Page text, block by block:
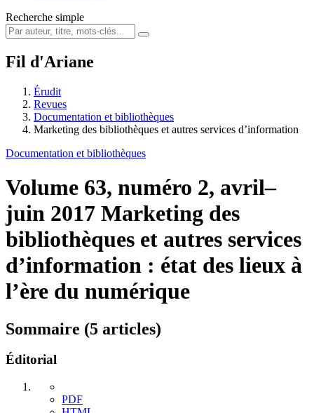
Recherche simple
Fil d'Ariane
Érudit
Revues
Documentation et bibliothèques
Marketing des bibliothèques et autres services d’information
Documentation et bibliothèques
Volume 63, numéro 2, avril–
juin 2017 Marketing des
bibliothèques et autres services
d’information : état des lieux à
l’ère du numérique
Sommaire (5 articles)
Éditorial
PDF